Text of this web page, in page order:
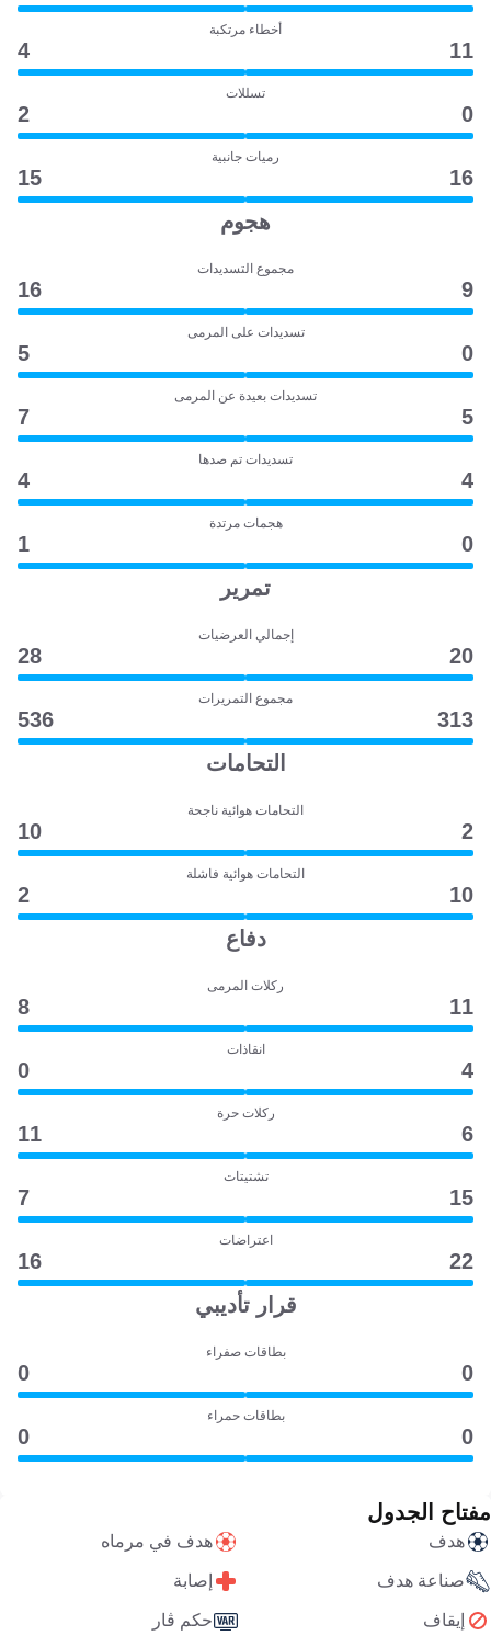
أخطاء مرتكبة
11
4
تسللات
0
2
رميات جانبية
16
15
هجوم
مجموع التسديدات
9
16
تسديدات على المرمى
0
5
تسديدات بعيدة عن المرمى
5
7
تسديدات تم صدها
4
4
هجمات مرتدة
0
1
تمرير
إجمالي العرضيات
20
28
مجموع التمريرات
313
536
التحامات
التحامات هوائية ناجحة
2
10
التحامات هوائية فاشلة
10
2
دفاع
ركلات المرمى
11
8
انقاذات
4
0
ركلات حرة
6
11
تشتيتات
15
7
اعتراضات
22
16
قرار تأديبي
بطاقات صفراء
0
0
بطاقات حمراء
0
0
مفتاح الجدول
هدف هدف في مرماه
صناعة هدف إصابة
إيقاف حكم ڤار